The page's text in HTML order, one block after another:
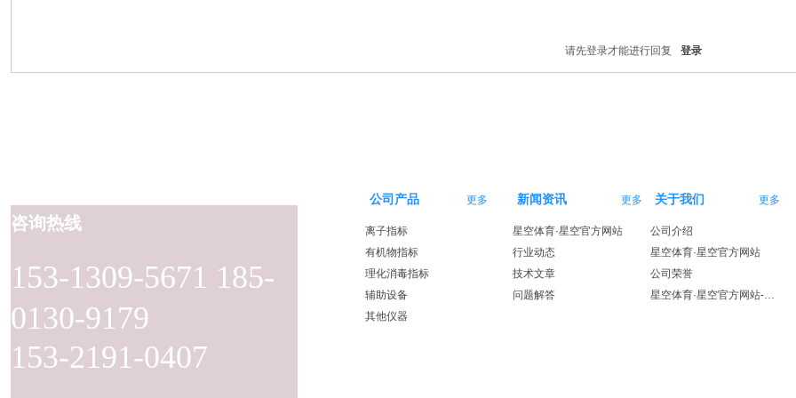
请先登录才能进行回复 登录
153-1309-5671 185-
0130-9179
153-2191-0407
咨询热线
新闻资讯 更多
星空体育·星空官方网站
行业动态
技术文章
问题解答
公司产品 更多
离子指标
有机物指标
理化消毒指标
辅助设备
其他仪器
关于我们 更多
公司介绍
星空体育·星空官方网站
公司荣誉
星空体育·星空官方网站-星空体育（中国）